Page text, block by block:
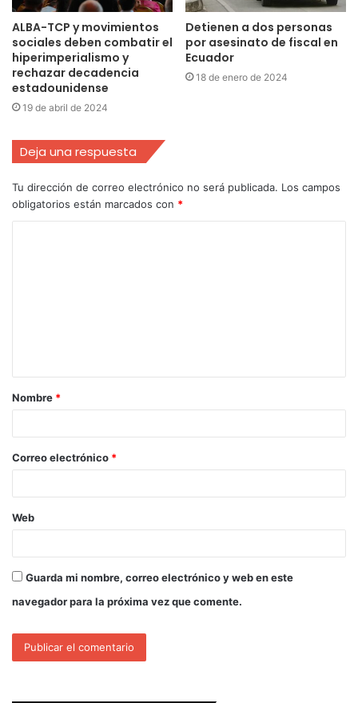
ALBA-TCP y movimientos
sociales deben combatir el
hiperimperialismo y
rechazar decadencia
estadounidense
19 de abril de 2024
Detienen a dos personas
por asesinato de fiscal en
Ecuador
18 de enero de 2024
Deja una respuesta
Tu dirección de correo electrónico no será publicada. Los campos
obligatorios están marcados con *
Nombre *
Correo electrónico *
Web
Guarda mi nombre, correo electrónico y web en este
navegador para la próxima vez que comente.